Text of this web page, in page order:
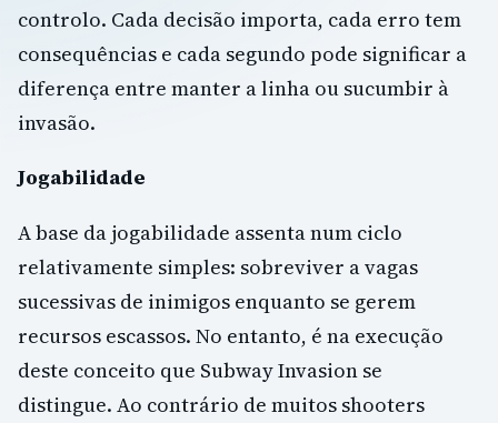
controlo. Cada decisão importa, cada erro tem
consequências e cada segundo pode significar a
diferença entre manter a linha ou sucumbir à
invasão.
Jogabilidade
A base da jogabilidade assenta num ciclo
relativamente simples: sobreviver a vagas
sucessivas de inimigos enquanto se gerem
recursos escassos. No entanto, é na execução
deste conceito que Subway Invasion se
distingue. Ao contrário de muitos shooters